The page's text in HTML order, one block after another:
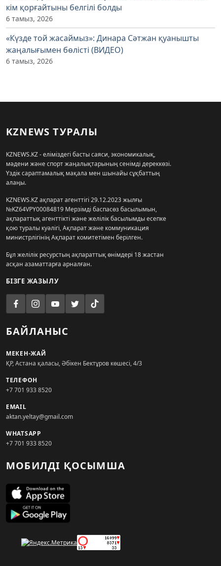
кім қорғайтыны белгілі болды
6 тамыз, 2026
«Күзде той жасаймыз»: Динара Сәтжан қуанышты
жаңалығымен бөлісті (ВИДЕО)
6 тамыз, 2026
KZNEWS ТУРАЛЫ
KZNEWS.KZ - еліміздегі басты саяси, экономикалық,
мәдени және спорт жаңалықтарының сенімді дереккөзі.
Үздік сараптамалық мақала мен шынайы сұқбаттың
алаңы.
KZNEWS.KZ ақпарат агенттігі 29.12.2023 жылғы
№KZ64VPY00084819 Мерзімді баспасөз басылымын,
ақпараттық агенттікті және желілік басылымды есепке
қою туралы куәлігі, Ақпарат және коммуникация
министрлігінің Ақпарат комитетімен берілген.
Бұл желілік ресурстың ақпараттық өнімдері 18 жастан
асқан азаматтарға арналған.
БІЗГЕ ЖАЗЫЛУ
БАЙЛАНЫС
МЕКЕН-ЖАЙ
ҚР, Астана қаласы, Әбікен Бектұров көшесі, 4/3
ТЕЛЕФОН
+7 701 933 8520
EMAIL
aktan.yeltay@gmail.com
WHATSAPP
+7 701 933 8520
МОБИЛДІ ҚОСЫМША